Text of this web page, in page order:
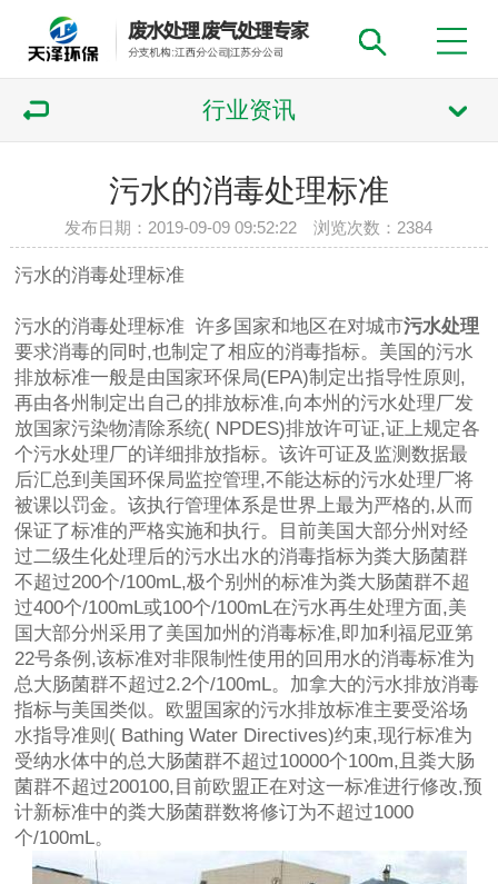
行业资讯
污水的消毒处理标准
发布日期：2019-09-09 09:52:22 浏览次数： 2384
污水的消毒处理标准
污水的消毒处理标准 许多国家和地区在对城市污水处理
要求消毒的同时,也制定了相应的消毒指标。美国的污水
排放标准一般是由国家环保局(EPA)制定出指导性原则,
再由各州制定出自己的排放标准,向本州的污水处理厂发
放国家污染物清除系统( NPDES)排放许可证,证上规定各
个污水处理厂的详细排放指标。该许可证及监测数据最
后汇总到美国环保局监控管理,不能达标的污水处理厂将
被课以罚金。该执行管理体系是世界上最为严格的,从而
保证了标准的严格实施和执行。目前美国大部分州对经
过二级生化处理后的污水出水的消毒指标为粪大肠菌群
不超过200个/100mL,极个别州的标准为粪大肠菌群不超
过400个/100mL或100个/100mL在污水再生处理方面,美
国大部分州采用了美国加州的消毒标准,即加利福尼亚第
22号条例,该标准对非限制性使用的回用水的消毒标准为
总大肠菌群不超过2.2个/100mL。加拿大的污水排放消毒
指标与美国类似。欧盟国家的污水排放标准主要受浴场
水指导准则( Bathing Water Directives)约束,现行标准为
受纳水体中的总大肠菌群不超过10000个100m,且粪大肠
菌群不超过200100,目前欧盟正在对这一标准进行修改,预
计新标准中的粪大肠菌群数将修订为不超过1000
个/100mL。